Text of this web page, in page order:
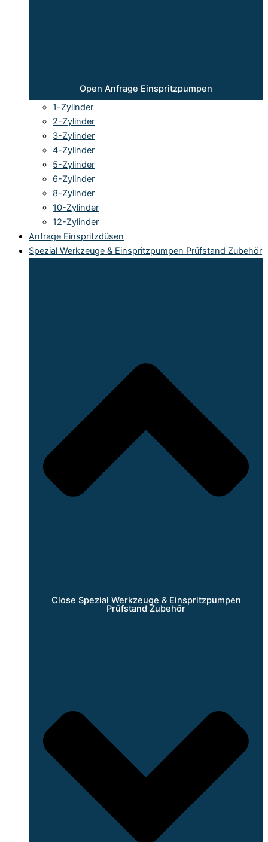
Open Anfrage Einspritzpumpen
1-Zylinder
2-Zylinder
3-Zylinder
4-Zylinder
5-Zylinder
6-Zylinder
8-Zylinder
10-Zylinder
12-Zylinder
Anfrage Einspritzdüsen
Spezial Werkzeuge & Einspritzpumpen Prüfstand Zubehör
Close Spezial Werkzeuge & Einspritzpumpen
Prüfstand Zubehör